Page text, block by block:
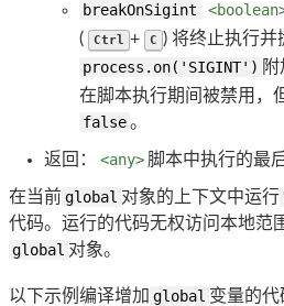
breakOnSigint
(
Ctrl + C ) 将终止执行并
process.on('SIGINT')
在脚本执行期间被禁用，
false。
返回： <any> 脚本中执行的最
在当前global 对象的上下文中运行
代码。运行的代码无权访问本地范
global 对象。
以下示例编译增加 global 变量的